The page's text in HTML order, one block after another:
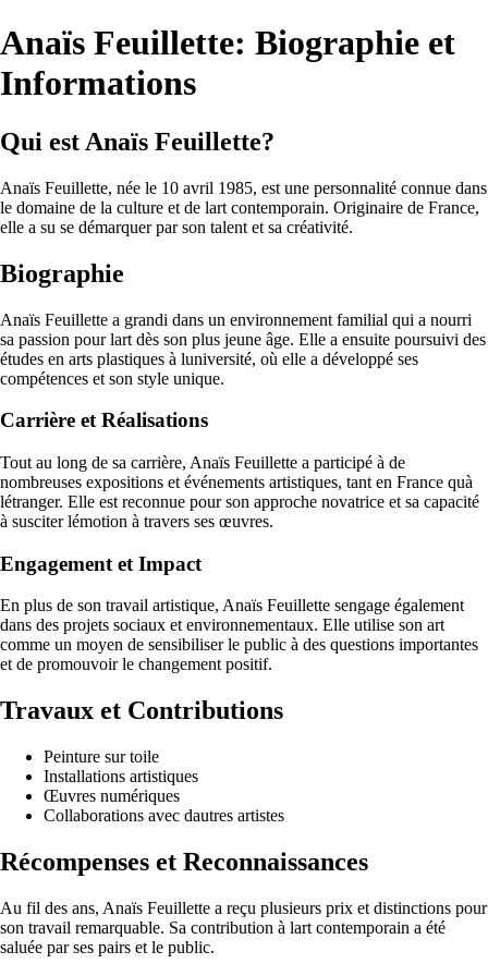
Anaïs Feuillette: Biographie et
Informations
Qui est Anaïs Feuillette?
Anaïs Feuillette, née le 10 avril 1985, est une personnalité connue dans
le domaine de la culture et de lart contemporain. Originaire de France,
elle a su se démarquer par son talent et sa créativité.
Biographie
Anaïs Feuillette a grandi dans un environnement familial qui a nourri
sa passion pour lart dès son plus jeune âge. Elle a ensuite poursuivi des
études en arts plastiques à luniversité, où elle a développé ses
compétences et son style unique.
Carrière et Réalisations
Tout au long de sa carrière, Anaïs Feuillette a participé à de
nombreuses expositions et événements artistiques, tant en France quà
létranger. Elle est reconnue pour son approche novatrice et sa capacité
à susciter lémotion à travers ses œuvres.
Engagement et Impact
En plus de son travail artistique, Anaïs Feuillette sengage également
dans des projets sociaux et environnementaux. Elle utilise son art
comme un moyen de sensibiliser le public à des questions importantes
et de promouvoir le changement positif.
Travaux et Contributions
Peinture sur toile
Installations artistiques
Œuvres numériques
Collaborations avec dautres artistes
Récompenses et Reconnaissances
Au fil des ans, Anaïs Feuillette a reçu plusieurs prix et distinctions pour
son travail remarquable. Sa contribution à lart contemporain a été
saluée par ses pairs et le public.